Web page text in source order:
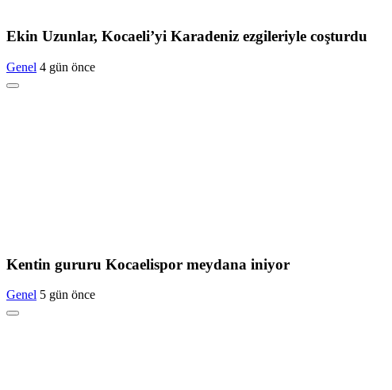
Ekin Uzunlar, Kocaeli’yi Karadeniz ezgileriyle coşturdu
Genel 4 gün önce
Kentin gururu Kocaelispor meydana iniyor
Genel 5 gün önce